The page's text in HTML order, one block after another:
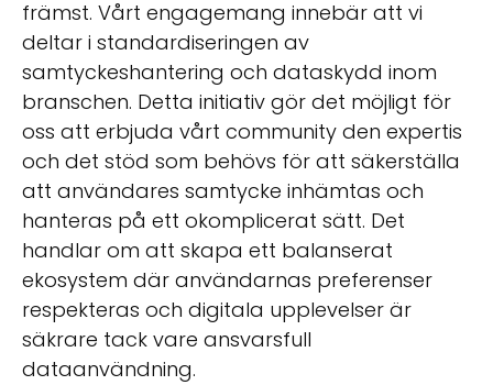
främst. Vårt engagemang innebär att vi
deltar i standardiseringen av
samtyckeshantering och dataskydd inom
branschen. Detta initiativ gör det möjligt för
oss att erbjuda vårt community den expertis
och det stöd som behövs för att säkerställa
att användares samtycke inhämtas och
hanteras på ett okomplicerat sätt. Det
handlar om att skapa ett balanserat
ekosystem där användarnas preferenser
respekteras och digitala upplevelser är
säkrare tack vare ansvarsfull
dataanvändning.